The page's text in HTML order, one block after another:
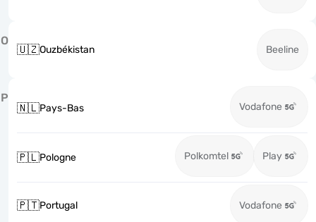
O
🇺🇿Ouzbékistan Beeline
P
🇳🇱Pays-Bas Vodafone
🇵🇱Pologne Polkomtel Play
🇵🇹Portugal Vodafone